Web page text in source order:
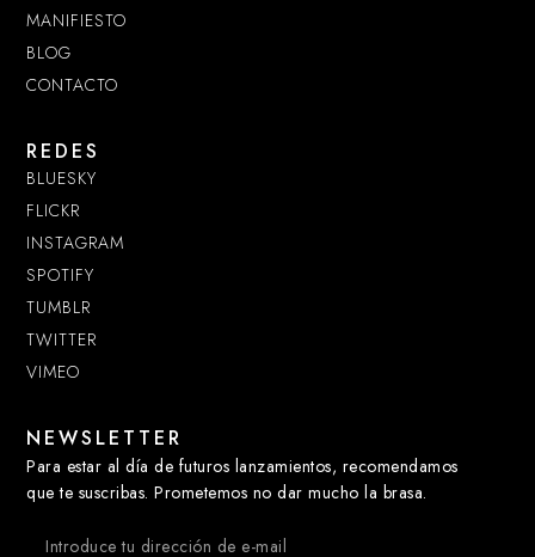
MANIFIESTO
BLOG
CONTACTO
REDES
BLUESKY
FLICKR
INSTAGRAM
SPOTIFY
TUMBLR
TWITTER
VIMEO
NEWSLETTER
Para estar al día de futuros lanzamientos, recomendamos
que te suscribas. Prometemos no dar mucho la brasa.